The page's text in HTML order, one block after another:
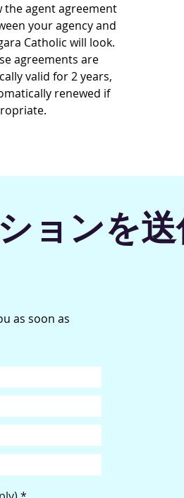
the agent agreement
your agency and
Catholic will look.
agreements are
valid for 2 years,
renewed if
ョンを送
as soon as